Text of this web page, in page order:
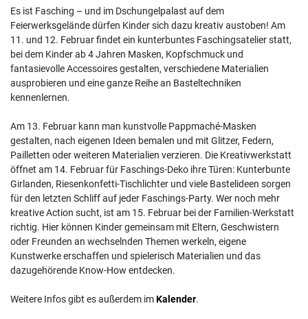
Es ist Fasching – und im Dschungelpalast auf dem
Feierwerksgelände dürfen Kinder sich dazu kreativ austoben! Am
11. und 12. Februar findet ein kunterbuntes Faschingsatelier statt,
bei dem Kinder ab 4 Jahren Masken, Kopfschmuck und
fantasievolle Accessoires gestalten, verschiedene Materialien
ausprobieren und eine ganze Reihe an Basteltechniken
kennenlernen.
Am 13. Februar kann man kunstvolle Pappmaché-Masken
gestalten, nach eigenen Ideen bemalen und mit Glitzer, Federn,
Pailletten oder weiteren Materialien verzieren. Die Kreativwerkstatt
öffnet am 14. Februar für Faschings-Deko ihre Türen: Kunterbunte
Girlanden, Riesenkonfetti-Tischlichter und viele Bastelideen sorgen
für den letzten Schliff auf jeder Faschings-Party. Wer noch mehr
kreative Action sucht, ist am 15. Februar bei der Familien-Werkstatt
richtig. Hier können Kinder gemeinsam mit Eltern, Geschwistern
oder Freunden an wechselnden Themen werkeln, eigene
Kunstwerke erschaffen und spielerisch Materialien und das
dazugehörende Know-How entdecken.
Weitere Infos gibt es außerdem imKalender.